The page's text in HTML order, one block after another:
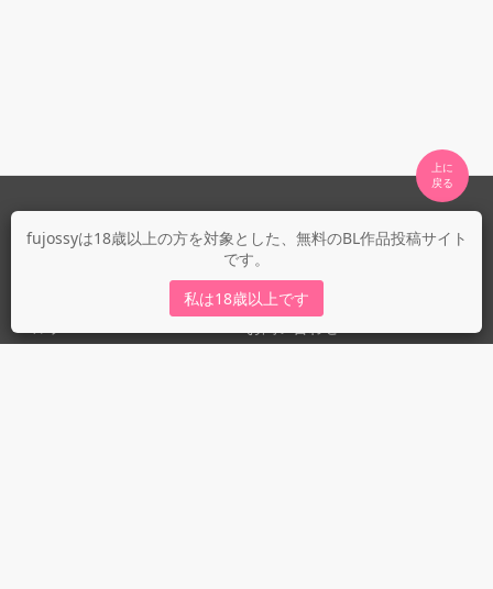
fujossyは18歳以上の方を対象とした、無料のBL作品投稿サイト
です。
私は18歳以上です
上に
fujossyについて
fujossy運営ブログ